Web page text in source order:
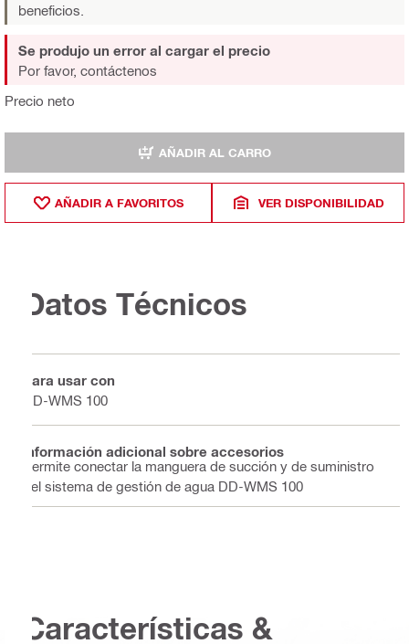
beneficios.
Precio neto
Se produjo un error al cargar el precio
Por favor, contáctenos
AÑADIR AL CARRO
AÑADIR A FAVORITOS VER DISPONIBILIDAD
Datos Técnicos
Para usar con
DD-WMS 100
Información adicional sobre accesorios
Permite conectar la manguera de succión y de suministro
del sistema de gestión de agua DD-WMS 100
Características &